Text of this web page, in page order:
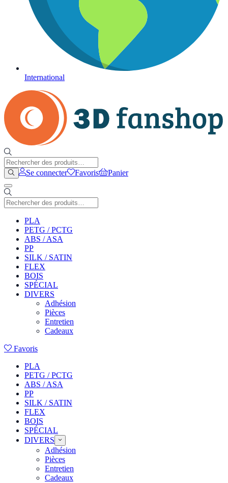
International
Se connecter Favoris Panier
PLA
PETG / PCTG
ABS / ASA
PP
SILK / SATIN
FLEX
BOIS
SPÉCIAL
DIVERS
Adhésion
Pièces
Entretien
Cadeaux
Favoris
PLA
PETG / PCTG
ABS / ASA
PP
SILK / SATIN
FLEX
BOIS
SPÉCIAL
DIVERS
Adhésion
Pièces
Entretien
Cadeaux